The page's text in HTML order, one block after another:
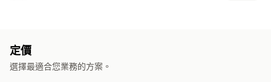
AI 最佳化
社群媒體 網站 可購買影片
定價
選擇最適合您業務的方案。